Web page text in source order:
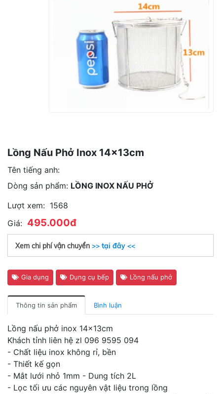
Lồng Nấu Phở Inox 14x13cm
Tên tiếng anh:
Dòng sản phẩm: LỒNG INOX NẤU PHỞ
Lượt xem: 1568
Giá: 495.000đ
Xem chi phí vận chuyển >> tại đây <<
Gia dụng Dụng cụ bếp Lồng nấu phở
Thông tin sản phẩm Bình luận
Lồng nấu phở inox 14x13cm
Khách tỉnh liên hệ zl 096 9595 094
- Chất liệu inox không rỉ, bền
- Thiết kế gọn
- Mắt lưới nhỏ 1mm - Dung tích 2L
- Lọc tối ưu các nguyên vật liệu trong lồng